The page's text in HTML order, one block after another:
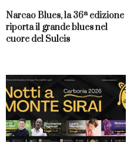
Narcao Blues, la 36ª edizione
riporta il grande blues nel
cuore del Sulcis